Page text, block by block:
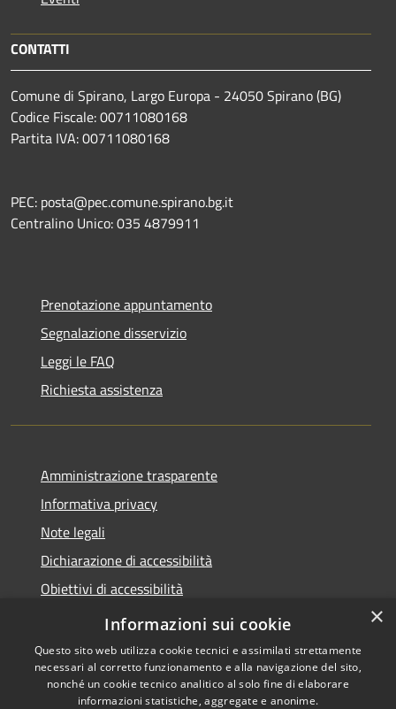
CONTATTI
Comune di Spirano, Largo Europa - 24050 Spirano (BG)
Codice Fiscale: 00711080168
Partita IVA: 00711080168
PEC: posta@pec.comune.spirano.bg.it
Centralino Unico: 035 4879911
Prenotazione appuntamento
Segnalazione disservizio
Leggi le FAQ
Richiesta assistenza
Amministrazione trasparente
Informativa privacy
Note legali
Dichiarazione di accessibilità
Obiettivi di accessibilità
Whistleblowing
×
Informazioni sui cookie
Questo sito web utilizza cookie tecnici e assimilati strettamente
necessari al corretto funzionamento e alla navigazione del sito,
nonché un cookie tecnico analitico al solo fine di elaborare
informazioni statistiche, aggregate e anonime.